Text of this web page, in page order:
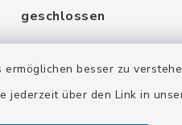
besser zu
jederzeit über den Link in
geschlossen
9.00-13.30 Uhr